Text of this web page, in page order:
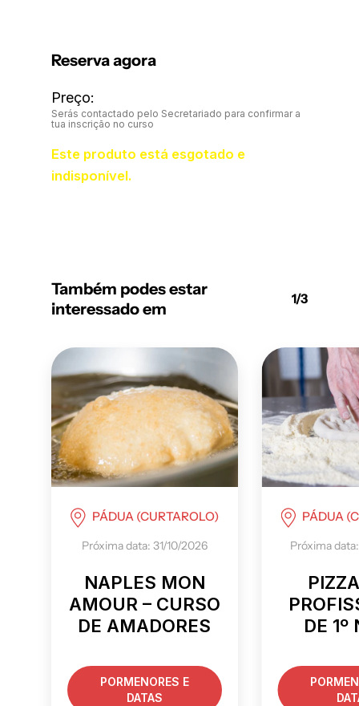
Reserva agora
Preço:
Serás contactado pelo Secretariado para confirmar a
tua inscrição no curso
Este produto está esgotado e
indisponível.
Também podes estar
interessado em
1/3
PÁDUA (CURTAROLO)
Próxima data: 31/10/2026
NAPLES MON
AMOUR – CURSO
DE AMADORES
PORMENORES E
DATAS
PÁDUA
Próxima
DE 1º